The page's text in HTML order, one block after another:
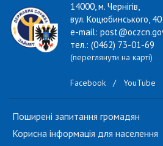
14000, м. Чернігів,
вул. Коцюбинського, 40
e-mail:
тел.: (0462) 73-01-69
(переглянути на карті)
Facebook / YouTube
Поширені запитання громадян
Корисна інформація для населення